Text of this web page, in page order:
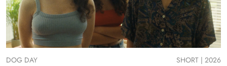
DOG DAY SHORT | 2026